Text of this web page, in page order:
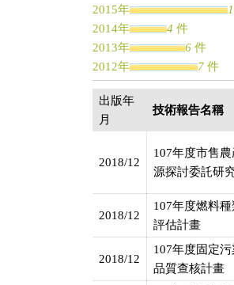
2015年
2014年
4 件
2013年
6 件
2012年
7件
2011年
1件
2010年
件
2009年
2006年
件
2件
件
2003年
2件
2002年
1件
出版年
月
技術報告名稱
2018/12
107年度市售
源探討委託研
2018/12
107年度燃料
評估計畫
2018/12
107年度固定
品質查核計畫